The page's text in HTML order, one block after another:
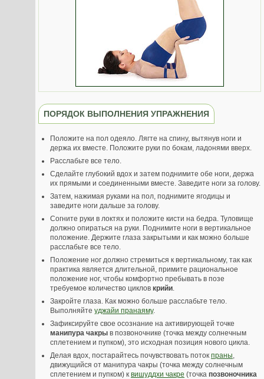
ПОРЯДОК ВЫПОЛНЕНИЯ УПРАЖНЕНИЯ
Положите на пол одеяло. Лягте на спину, вытянув ноги и
держа их вместе. Положите руки по бокам, ладонями вверх.
Расслабьте все тело.
Сделайте глубокий вдох и затем поднимите обе ноги, держа
их прямыми и соединенными вместе. Заведите ноги за голову.
Затем, нажимая руками на пол, поднимите ягодицы и
заведите ноги дальше за голову.
Согните руки в локтях и положите кисти на бедра. Туловище
должно опираться на руки. Поднимите ноги в вертикальное
положение. Держите глаза закрытыми и как можно больше
расслабьте все тело.
Положение ног должно стремиться к вертикальному, так как
практика является длительной, примите рациональное
положение ног, чтобы комфортно пребывать в позе
требуемое количество циклов крийи.
Закройте глаза. Как можно больше расслабьте тело.
Выполняйте уджайи пранаяму.
Зафиксируйте свое осознание на активирующей точке
манипура чакры в позвоночнике (точка между солнечным
сплетением и пупком), это исходная позиция нового цикла.
Делая вдох, постарайтесь почувствовать поток праны,
движущийся от манипура чакры (точка между солнечным
сплетением и пупком) к вишуддхи чакре (точка позвоночника